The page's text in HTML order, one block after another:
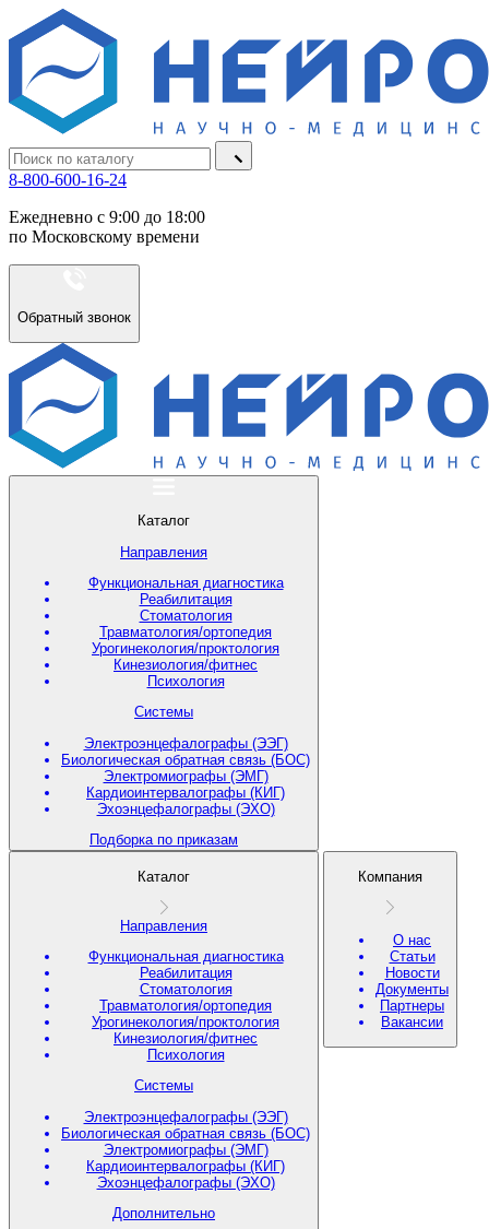
8-800-600-16-24
Ежедневно с 9:00 до 18:00
по Московскому времени
Обратный звонок
Каталог
Направления
Функциональная диагностика
Реабилитация
Стоматология
Травматология/ортопедия
Урогинекология/проктология
Кинезиология/фитнес
Психология
Системы
Электроэнцефалографы (ЭЭГ)
Биологическая обратная связь (БОС)
Электромиографы (ЭМГ)
Кардиоинтервалографы (КИГ)
Эхоэнцефалографы (ЭХО)
Подборка по приказам
Каталог
Направления
Функциональная диагностика
Реабилитация
Стоматология
Травматология/ортопедия
Урогинекология/проктология
Кинезиология/фитнес
Психология
Системы
Электроэнцефалографы (ЭЭГ)
Биологическая обратная связь (БОС)
Электромиографы (ЭМГ)
Кардиоинтервалографы (КИГ)
Эхоэнцефалографы (ЭХО)
Дополнительно
Компания
О нас
Статьи
Новости
Документы
Партнеры
Вакансии